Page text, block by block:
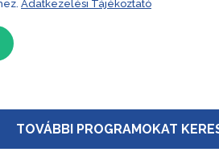
Adatkezelési Tájékoztató
TOVÁBBI PROGRAMOKAT